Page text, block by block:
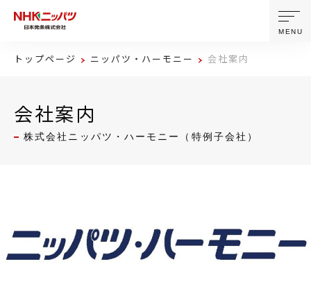
製品・技術
サステナビリティ
MENU
トップページ ニッパツ・ハーモニー 会社案内
会社案内
株式会社ニッパツ・ハーモニー（特例子会社）